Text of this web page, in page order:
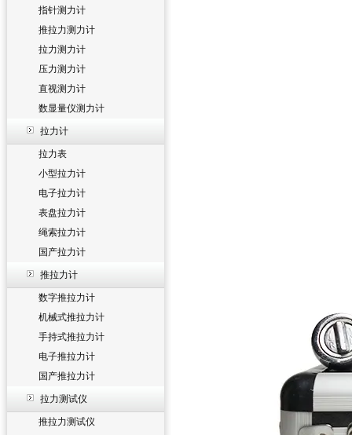
指针测力计
推拉力测力计
拉力测力计
压力测力计
直视测力计
数显量仪测力计
拉力计
拉力表
小型拉力计
电子拉力计
表盘拉力计
绳索拉力计
国产拉力计
推拉力计
数字推拉力计
机械式推拉力计
手持式推拉力计
电子推拉力计
国产推拉力计
拉力测试仪
推拉力测试仪